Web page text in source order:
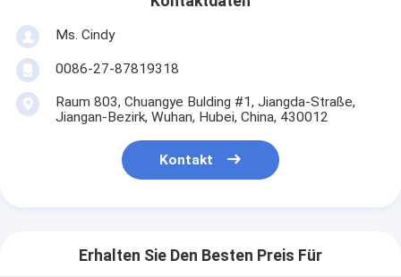
Ms. Cindy
0086-27-87819318
Raum 803, Chuangye Bulding #1, Jiangda-Straße,
Jiangan-Bezirk, Wuhan, Hubei, China, 430012
Kontakt
Erhalten Sie Den Besten Preis Für